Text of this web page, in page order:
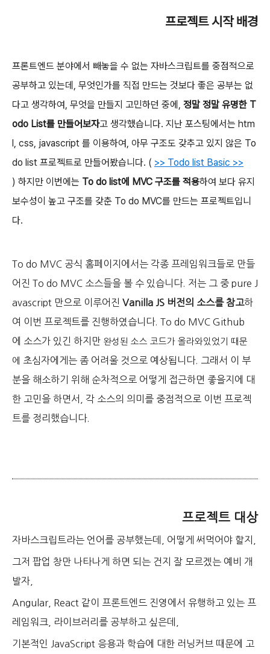
프로젝트 시작 배경
프론트엔드 분야에서 빼놓을 수 없는 자바스크립트를 중점적으로
공부하고 있는데, 무엇인가를 직접 만드는 것보다 좋은 공부는 없
다고 생각하여, 무엇을 만들지 고민하던 중에, 정말 정말 유명한 T
odo List를 만들어보자고 생각했습니다. 지난 포스팅에서는 htm
l, css, javascript 를 이용하여, 아무 구조도 갖추고 있지 않은 To
do list 프로젝트로 만들어봤습니다. ( >> Todo list Basic >>
) 하지만 이번에는 To do list에 MVC 구조를 적용하여 보다 유지
보수성이 높고 구조를 갖춘 To do MVC를 만드는 프로젝트입니
다.
To do MVC 공식 홈페이지에서는 각종 프레임워크들로 만들
어진 To do MVC 소스들을 볼 수 있습니다. 저는 그 중 pure J
avascript 만으로 이루어진 Vanilla JS 버전의 소스를 참고하
여 이번 프로젝트를 진행하였습니다. To do MVC Github
에 소스가 있긴 하지만 완성된 소스 코드가 올라와있었기 때문
에 초심자에게는 좀 어려울 것으로 예상됩니다.
그래서 이 부
분을 해소하기 위해 순차적으로 어떻게 접근하면 좋을지에 대
한 고민을 하면서, 각 소스의 의미를 중점적으로 이번 프로젝
트를 정리했습니다.
프로젝트 대상
자바스크립트라는 언어를 공부했는데, 어떻게 써먹어야 할지,
그저 팝업 창만 나타나게 하면 되는 건지 잘 모르겠는 예비 개
발자,
Angular, React 같이 프론트엔드 진영에서 유행하고 있는 프
레임워크, 라이브러리를 공부하고 싶은데,
기본적인 JavaScript 응용과 학습에 대한 러닝커브 때문에 고